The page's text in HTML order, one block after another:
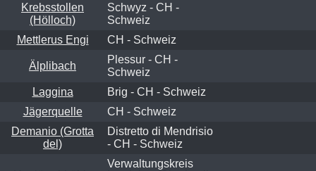
Krebsstollen
(Hölloch)
Schwyz - CH -
Schweiz
Mettlerus Engi
CH - Schweiz
Älplibach
Plessur - CH -
Schweiz
Laggina
Brig - CH - Schweiz
Jägerquelle
CH - Schweiz
Demanio (Grotta
del)
Distretto di Mendrisio
- CH - Schweiz
Verwaltungskreis